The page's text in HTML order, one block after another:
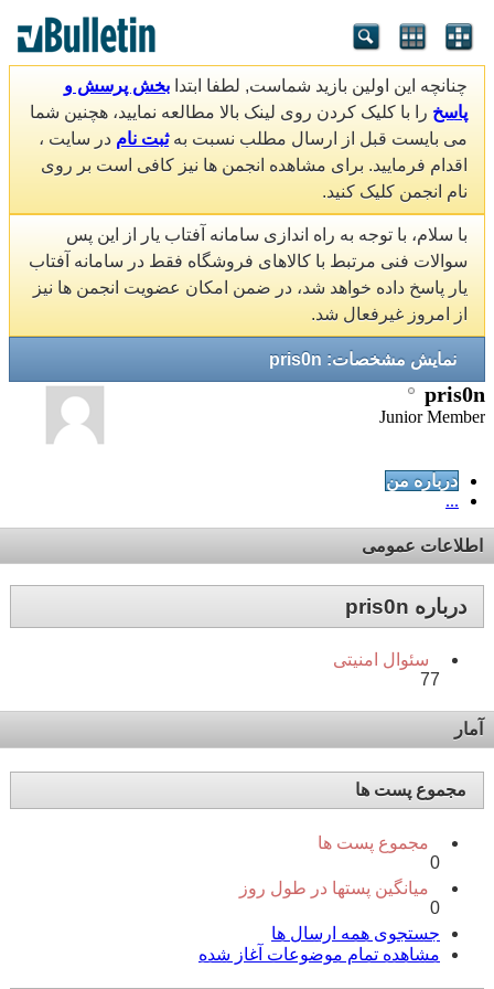
چنانچه این اولین بازید شماست, لطفا ابتدا بخش پرسش و
پاسخ را با کلیک کردن روی لینک بالا مطالعه نمایید، هچنین شما
می بایست قبل از ارسال مطلب نسبت بهثبت نام در سایت ،
اقدام فرمایید. برای مشاهده انجمن ها نیز کافی است بر روی
نام انجمن کلیک کنید.
با سلام، با توجه به راه اندازی سامانه آفتاب یار از این پس
سوالات فنی مرتبط با کالاهای فروشگاه فقط در سامانه آفتاب
یار پاسخ داده خواهد شد، در ضمن امکان عضویت انجمن ها نیز
از امروز غیرفعال شد.
نمایش مشخصات: pris0n
pris0n
Junior Member
درباره من
...
اطلاعات عمومی
درباره pris0n
سئوال امنیتی
77
آمار
مجموع پست ها
مجموع پست ها
0
میانگین پستها در طول روز
0
جستجوی همه ارسال ها
مشاهده تمام موضوعات آغاز شده